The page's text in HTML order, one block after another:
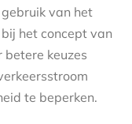
van het
het concept van
keuzes
te beperken.